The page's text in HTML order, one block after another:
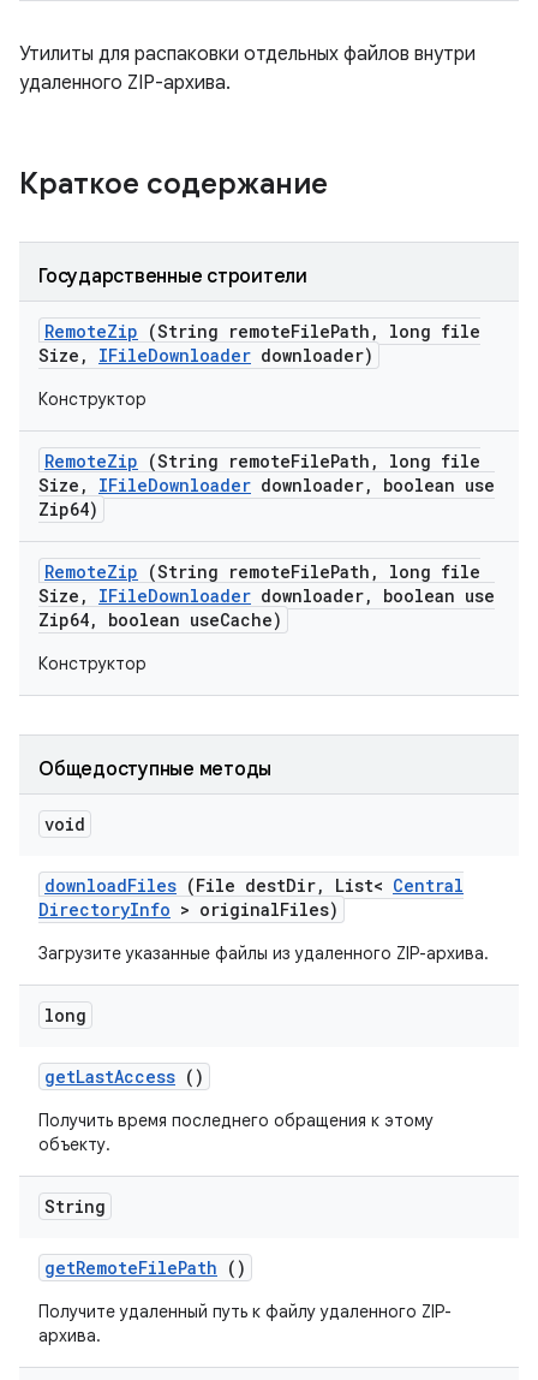
Утилиты для распаковки отдельных файлов внутри
удаленного ZIP-архива.
Краткое содержание
Государственные строители
RemoteZip (String remoteFilePath ,
long file
Size , IFileDownloader downloader)
Конструктор
RemoteZip (String remoteFilePath ,
long file
Size , IFileDownloader downloader,
boolean use
Zip64)
RemoteZip (String remoteFilePath ,
long file
Size , IFileDownloader downloader,
boolean use
Zip64, boolean useCache)
Конструктор
Общедоступные методы
void
downloadFiles (File destDir, List< Central
DirectoryInfo > originalFiles)
Загрузите указанные файлы из удаленного ZIP-архива.
long
getLastAccess ()
Получить время последнего обращения к этому
объекту.
String
getRemoteFilePath ()
Получите удаленный путь к файлу удаленного ZIP-
архива.